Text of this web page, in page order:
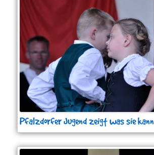
Pfalzdorfer Jugend zeigt was sie kann